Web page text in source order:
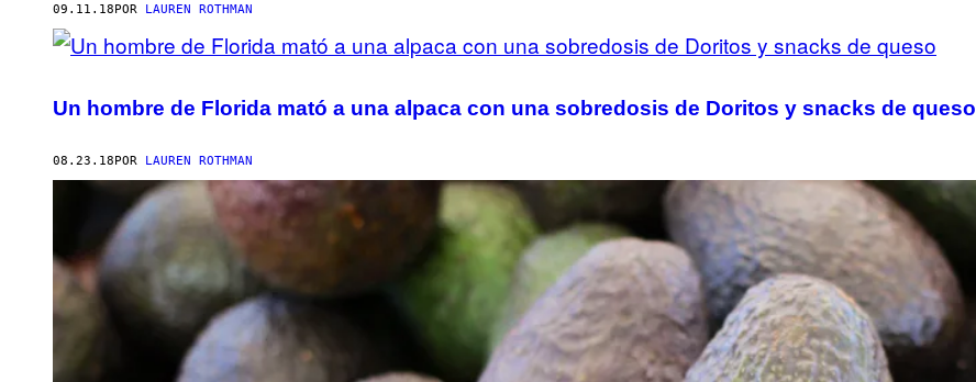
09.11.18POR LAUREN ROTHMAN
Un hombre de Florida mató a una alpaca con una sobredosis de Doritos y snacks de queso
08.23.18POR LAUREN ROTHMAN